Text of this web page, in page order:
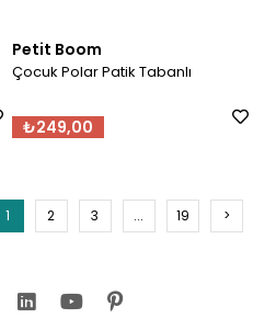
Petit Boom
Çocuk Polar Patik Tabanlı
₺249,00
1 2 3 ... 19 >